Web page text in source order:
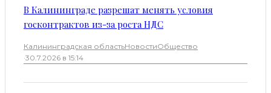
В Калининграде разрешат менять условия
госконтрактов из-за роста НДС
Калининградская областьНовостиОбщество
·30.7.2026 в 15:14